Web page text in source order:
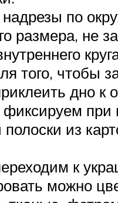
по
размера, не
того, чтобы
дно к
полоски из
к
можно